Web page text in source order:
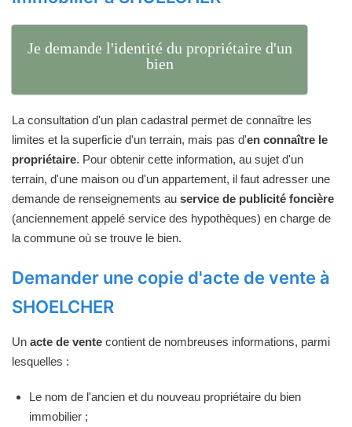
Je demande l'identité du propriétaire d'un
bien
La consultation d'un plan cadastral permet de connaître les
limites et la superficie d'un terrain, mais pas d'en connaître le
propriétaire. Pour obtenir cette information, au sujet d'un
terrain, d'une maison ou d'un appartement, il faut adresser une
demande de renseignements au service de publicité foncière
(anciennement appelé service des hypothèques) en charge de
la commune où se trouve le bien.
Demander une copie d'acte de vente à
SHOELCHER
Un acte de vente contient de nombreuses informations, parmi
lesquelles :
Le nom de l'ancien et du nouveau propriétaire du bien
immobilier ;